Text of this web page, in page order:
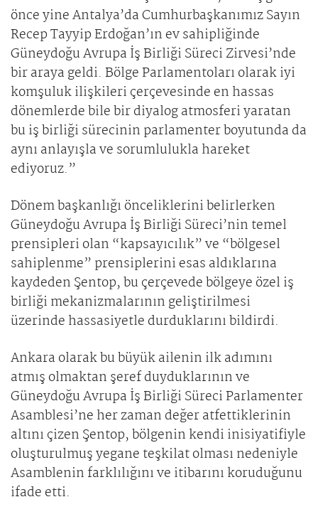
önce yine Antalya’da Cumhurbaşkanımız Sayın
Recep Tayyip Erdoğan’ın ev sahipliğinde
Güneydoğu Avrupa İş Birliği Süreci Zirvesi’nde
bir araya geldi. Bölge Parlamentoları olarak iyi
komşuluk ilişkileri çerçevesinde en hassas
dönemlerde bile bir diyalog atmosferi yaratan
bu iş birliği sürecinin parlamenter boyutunda da
aynı anlayışla ve sorumlulukla hareket
ediyoruz.”
Dönem başkanlığı önceliklerini belirlerken
Güneydoğu Avrupa İş Birliği Süreci’nin temel
prensipleri olan “kapsayıcılık” ve “bölgesel
sahiplenme” prensiplerini esas aldıklarına
kaydeden Şentop, bu çerçevede bölgeye özel iş
birliği mekanizmalarının geliştirilmesi
üzerinde hassasiyetle durduklarını bildirdi.
Ankara olarak bu büyük ailenin ilk adımını
atmış olmaktan şeref duyduklarının ve
Güneydoğu Avrupa İş Birliği Süreci Parlamenter
Asamblesi’ne her zaman değer atfettiklerinin
altını çizen Şentop, bölgenin kendi inisiyatifiyle
oluşturulmuş yegane teşkilat olması nedeniyle
Asamblenin farklılığını ve itibarını koruduğunu
ifade etti.